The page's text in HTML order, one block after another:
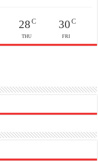
28C
THU
30C
FRI